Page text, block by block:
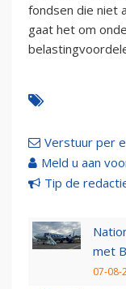
fondsen die niet
gaat het om
Verstuur per
Meld u aan
Tip de
met
07-08-